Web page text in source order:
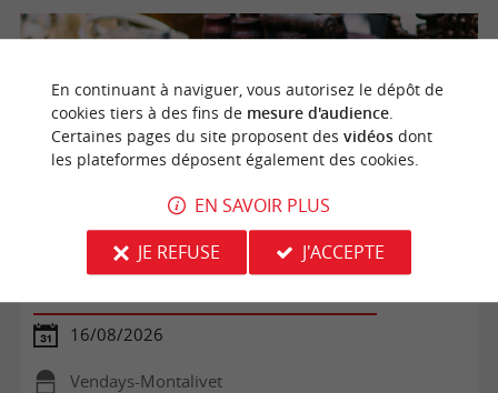
Vide Greniers
16/08/2026
Vendays-Montalivet
En continuant à naviguer, vous autorisez le dépôt de
cookies tiers à des fins de mesure d'audience.
Certaines pages du site proposent des vidéosdont
les plateformes déposent également des cookies.
EN SAVOIR PLUS
JE REFUSE
J'ACCEPTE